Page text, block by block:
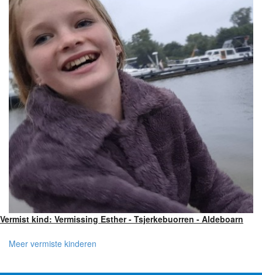
Vermist kind: Vermissing Esther - Tsjerkebuorren - Aldeboarn
Meer vermiste kinderen